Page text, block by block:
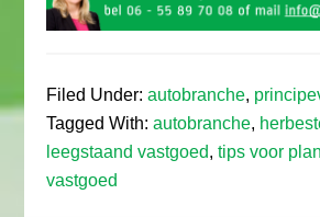
Filed Under:autobranche,
Tagged With:autobranche,
leegstaand vastgoed,tips voor
vastgoed